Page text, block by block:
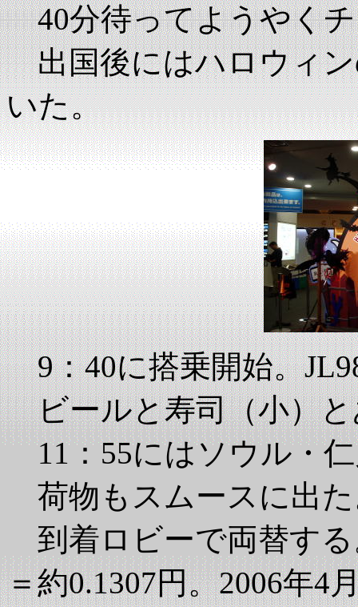
40分待ってようやくチ
出国後にはハロウィン
いた。
9：40に搭乗開始。
ビールと寿司（小）と
11：55にはソウル・仁
荷物もスムースに出
到着ロビーで両替する
＝約0.1307円。2006年4